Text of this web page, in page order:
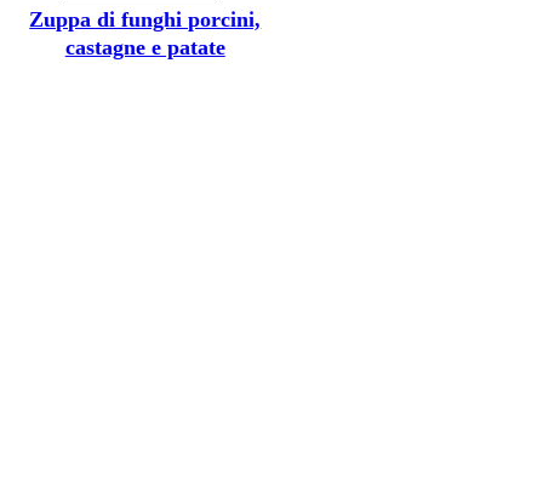
Zuppa di funghi porcini,
castagne e patate